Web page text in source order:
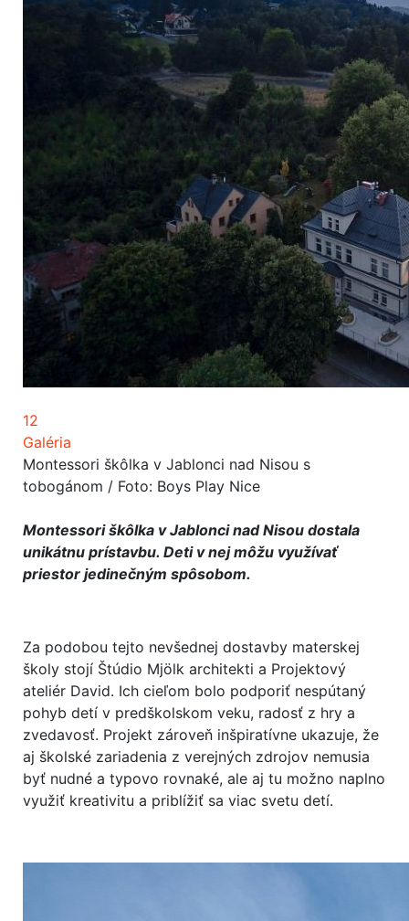
12
Galéria
Montessori škôlka v Jablonci nad Nisou s
tobogánom / Foto: Boys Play Nice
Montessori škôlka v Jablonci nad Nisou dostala
unikátnu prístavbu. Deti v nej môžu využívať
priestor jedinečným spôsobom.
Za podobou tejto nevšednej dostavby materskej
školy stojí Štúdio Mjölk architekti a Projektový
ateliér David. Ich cieľom bolo podporiť nespútaný
pohyb detí v predškolskom veku, radosť z hry a
zvedavosť. Projekt zároveň inšpiratívne ukazuje, že
aj školské zariadenia z verejných zdrojov nemusia
byť nudné a typovo rovnaké, ale aj tu možno naplno
využiť kreativitu a priblížiť sa viac svetu detí.